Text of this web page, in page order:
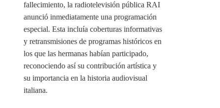
fallecimiento, la radiotelevisión pública RAI
anunció inmediatamente una programación
especial. Esta incluía coberturas informativas
y retransmisiones de programas históricos en
los que las hermanas habían participado,
reconociendo así su contribución artística y
su importancia en la historia audiovisual
italiana.